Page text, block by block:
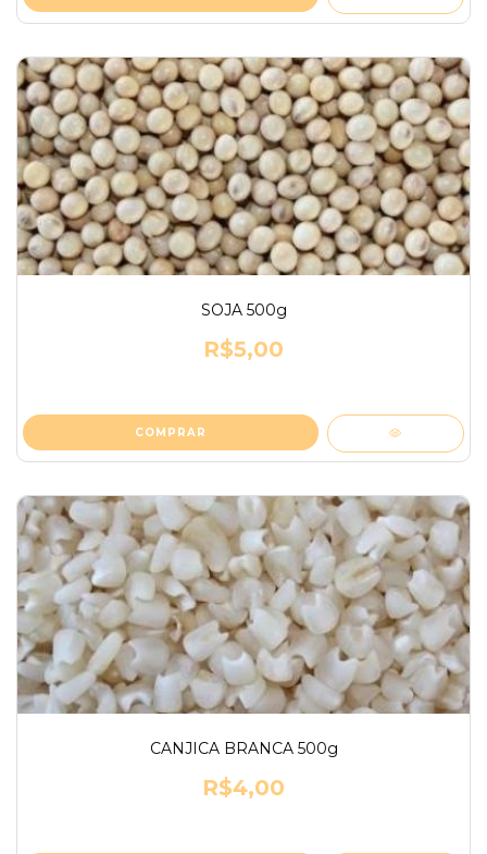
SOJA 500g
R$5,00
CANJICA BRANCA 500g
R$4,00